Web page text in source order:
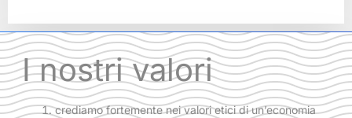
I nostri valori
crediamo fortemente nei valori etici di un’economia